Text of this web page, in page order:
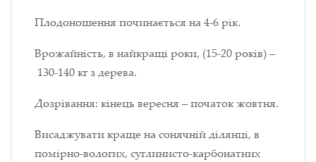
Плодоношення починається на 4-6 рік.
Врожайність, в найкращі роки, (15-20 років) –
130-140 кг з дерева.
Дозрівання: кінець вересня – початок жовтня.
Висаджувати краще на сонячній ділянці, в
помірно-вологих, суглинисто-карбонатних